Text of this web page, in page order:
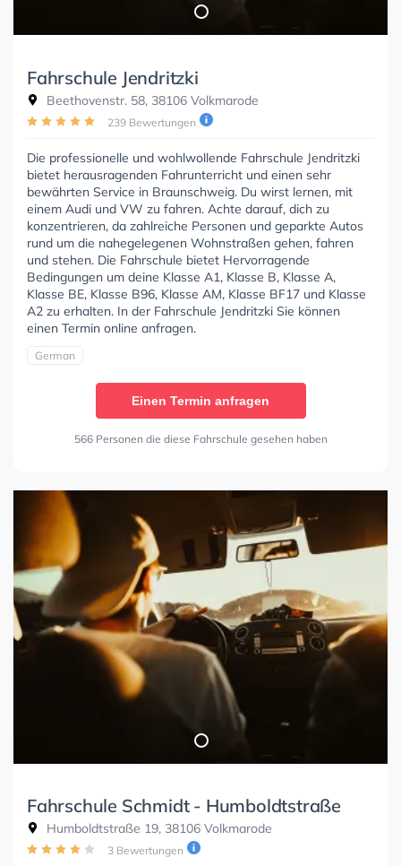
Fahrschule Jendritzki
Beethovenstr. 58, 38106 Volkmarode
239 Bewertungen
Die professionelle und wohlwollende Fahrschule Jendritzki
bietet herausragenden Fahrunterricht und einen sehr
bewährten Service in Braunschweig. Du wirst lernen, mit
einem Audi und VW zu fahren. Achte darauf, dich zu
konzentrieren, da zahlreiche Personen und geparkte Autos
rund um die nahegelegenen Wohnstraßen gehen, fahren
und stehen. Die Fahrschule bietet Hervorragende
Bedingungen um deine Klasse A1, Klasse B, Klasse A,
Klasse BE, Klasse B96, Klasse AM, Klasse BF17 und Klasse
A2 zu erhalten. In der Fahrschule Jendritzki Sie können
einen Termin online anfragen.
German
Einen Termin anfragen
566 Personen die diese Fahrschule gesehen haben
Fahrschule Schmidt - Humboldtstraße
Humboldtstraße 19, 38106 Volkmarode
3 Bewertungen